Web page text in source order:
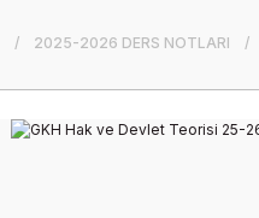
2025-2026 DERS NOTLARI